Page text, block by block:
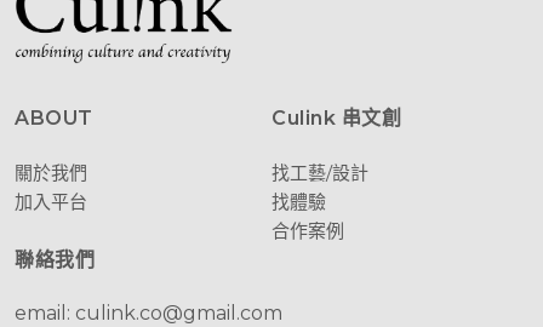
ABOUT
關於我們
加入平台
Culink 串文創
找工藝/設計
找體驗
合作案例
聯絡我們
email: culink.co@gmail.com